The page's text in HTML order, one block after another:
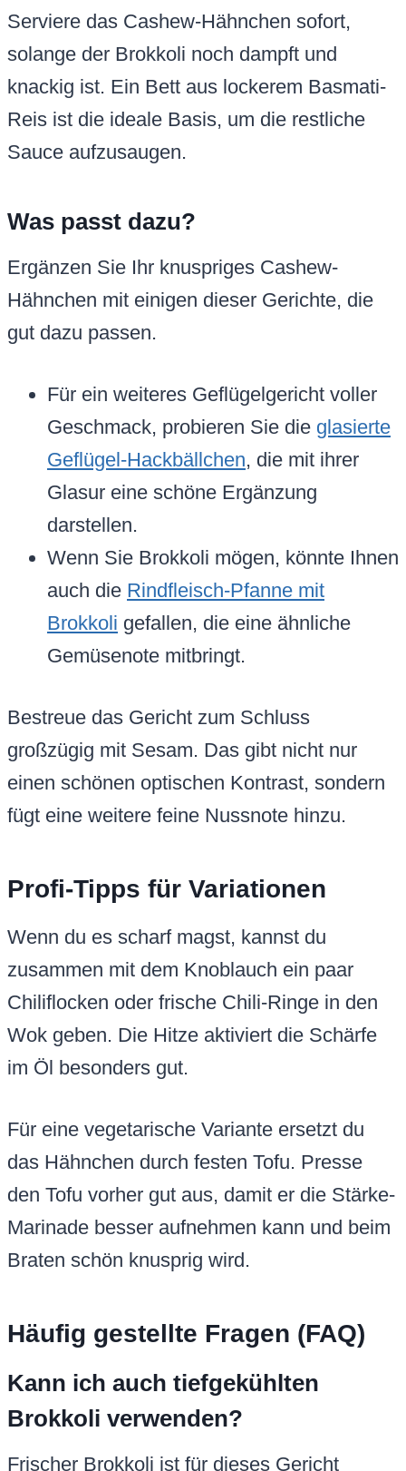
Serviere das Cashew-Hähnchen sofort,
solange der Brokkoli noch dampft und
knackig ist. Ein Bett aus lockerem Basmati-
Reis ist die ideale Basis, um die restliche
Sauce aufzusaugen.
Was passt dazu?
Ergänzen Sie Ihr knuspriges Cashew-
Hähnchen mit einigen dieser Gerichte, die
gut dazu passen.
Für ein weiteres Geflügelgericht voller
Geschmack, probieren Sie die glasierte
Geflügel-Hackbällchen, die mit ihrer
Glasur eine schöne Ergänzung
darstellen.
Wenn Sie Brokkoli mögen, könnte Ihnen
auch die Rindfleisch-Pfanne mit
Brokkoli gefallen, die eine ähnliche
Gemüsenote mitbringt.
Bestreue das Gericht zum Schluss
großzügig mit Sesam. Das gibt nicht nur
einen schönen optischen Kontrast, sondern
fügt eine weitere feine Nussnote hinzu.
Profi-Tipps für Variationen
Wenn du es scharf magst, kannst du
zusammen mit dem Knoblauch ein paar
Chiliflocken oder frische Chili-Ringe in den
Wok geben. Die Hitze aktiviert die Schärfe
im Öl besonders gut.
Für eine vegetarische Variante ersetzt du
das Hähnchen durch festen Tofu. Presse
den Tofu vorher gut aus, damit er die Stärke-
Marinade besser aufnehmen kann und beim
Braten schön knusprig wird.
Häufig gestellte Fragen (FAQ)
Kann ich auch tiefgekühlten
Brokkoli verwenden?
Frischer Brokkoli ist für dieses Gericht